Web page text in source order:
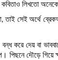
লিখতো
তাই সেই অর্থে
করে দেয় বা
পিছনে দৌড়ে গিয়ে